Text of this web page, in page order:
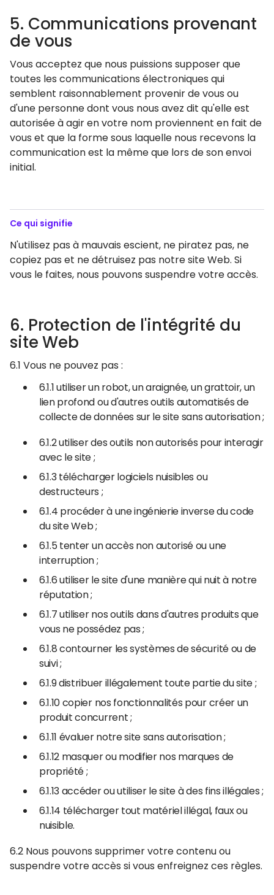
5. Communications provenant
de vous
Vous acceptez que nous puissions supposer que
toutes les communications électroniques qui
semblent raisonnablement provenir de vous ou
d'une personne dont vous nous avez dit qu'elle est
autorisée à agir en votre nom proviennent en fait de
vous et que la forme sous laquelle nous recevons la
communication est la même que lors de son envoi
initial.
6. Protection de l'intégrité du
site Web
6.1 Vous ne pouvez pas :
6.1.1 utiliser un robot, un araignée, un grattoir, un
lien profond ou d'autres outils automatisés de
collecte de données sur le site sans autorisation ;
6.1.2 utiliser des outils non autorisés pour interagir
avec le site ;
6.1.3 télécharger logiciels nuisibles ou
destructeurs ;
6.1.4 procéder à une ingénierie inverse du code
du site Web ;
6.1.5 tenter un accès non autorisé ou une
interruption ;
6.1.6 utiliser le site d'une manière qui nuit à notre
réputation ;
6.1.7 utiliser nos outils dans d'autres produits que
vous ne possédez pas ;
6.1.8 contourner les systèmes de sécurité ou de
suivi ;
6.1.9 distribuer illégalement toute partie du site ;
6.1.10 copier nos fonctionnalités pour créer un
produit concurrent ;
6.1.11 évaluer notre site sans autorisation ;
6.1.12 masquer ou modifier nos marques de
propriété ;
6.1.13 accéder ou utiliser le site à des fins illégales ;
6.1.14 télécharger tout matériel illégal, faux ou
nuisible.
6.2 Nous pouvons supprimer votre contenu ou
suspendre votre accès si vous enfreignez ces règles.
Ce qui signifie
N'utilisez pas à mauvais escient, ne piratez pas, ne
copiez pas et ne détruisez pas notre site Web. Si
vous le faites, nous pouvons suspendre votre accès.